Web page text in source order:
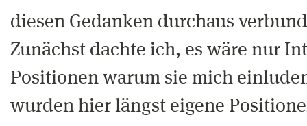
diesen Gedanken durchaus
Zunächst dachte ich, es wäre nur
Positionen warum sie mich
wurden hier längst eigene